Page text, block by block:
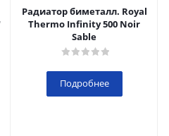
Радиатор биметалл. Royal
Thermo Infinity 500 Noir
Sable
Подробнее